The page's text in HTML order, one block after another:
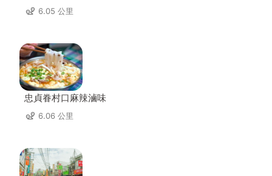
6.05 公里
忠貞眷村口麻辣滷味
6.06 公里